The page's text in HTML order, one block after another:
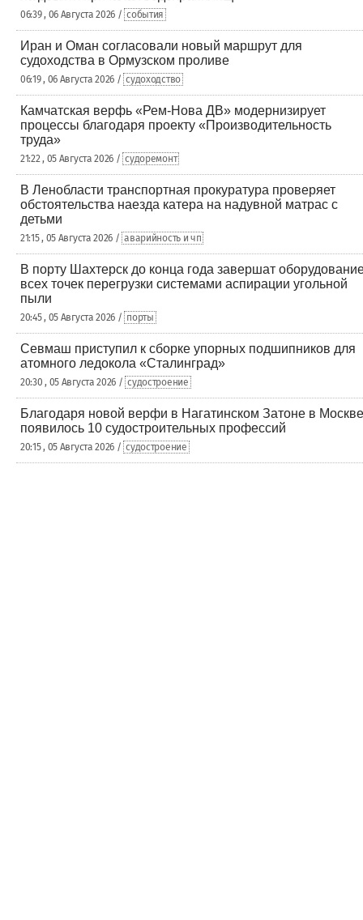
06:39 , 06 Августа 2026 / события
Иран и Оман согласовали новый маршрут для
судоходства в Ормузском проливе
06:19 , 06 Августа 2026 / судоходство
Камчатская верфь «Рем-Нова ДВ» модернизирует
процессы благодаря проекту «Производительность
труда»
21:22 , 05 Августа 2026 / судоремонт
В Ленобласти транспортная прокуратура проверяет
обстоятельства наезда катера на надувной матрас с
детьми
21:15 , 05 Августа 2026 / аварийность и чп
В порту Шахтерск до конца года завершат
всех точек перегрузки системами аспирации угольной
пыли
20:45 , 05 Августа 2026 / порты
Севмаш приступил к сборке упорных подшипников для
атомного ледокола «Сталинград»
20:30 , 05 Августа 2026 / судостроение
Благодаря новой верфи в Нагатинском Затоне в Москве
появилось 10 судостроительных профессий
20:15 , 05 Августа 2026 / судостроение